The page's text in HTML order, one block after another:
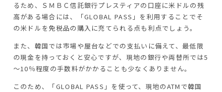
るため、ＳＭＢＣ信託銀行プレスティアの口座に米ドルの残
高がある場合には、「GLOBAL PASS」を利用することでそ
の米ドルを免税品の購入に充てられる点も利点でしょう。
また、韓国では市場や屋台などでの支払いに備えて、最低限
の現金を持っておくと安心ですが、現地の銀行や両替所では5
～10％程度の手数料がかかることも少なくありません。
このため、「GLOBAL PASS」を使って、現地のATMで韓国